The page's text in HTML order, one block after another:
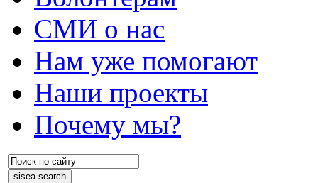
СМИ о нас
Нам уже помогают
Наши проекты
Почему мы?